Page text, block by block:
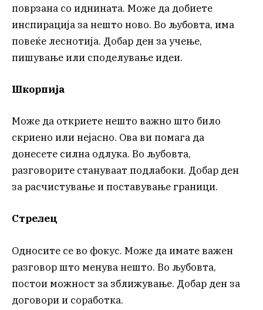
поврзана со иднината. Може да добиете
инспирација за нешто ново. Во љубовта, има
повеќе леснотија. Добар ден за учење,
пишување или споделување идеи.
Шкорпија
Може да откриете нешто важно што било
скриено или нејасно. Ова ви помага да
донесете силна одлука. Во љубовта,
разговорите стануваат подлабоки. Добар ден
за расчистување и поставување граници.
Стрелец
Односите се во фокус. Може да имате важен
разговор што менува нешто. Во љубовта,
постои можност за зближување. Добар ден за
договори и соработка.